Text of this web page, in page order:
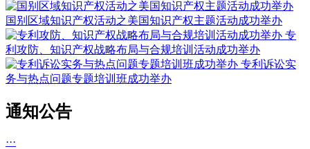
国别区域知识产权活动之美国知识产权主题活动成功举办
专
利攻防、知识产权战略布局与合规培训活动成功举办
专利诉讼实
务与热点问题专题培训班成功举办
通知公告
···